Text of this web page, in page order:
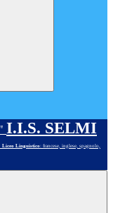
I.I.S. SELMI
Liceo Linguistico: francese, inglese, spagnolo,